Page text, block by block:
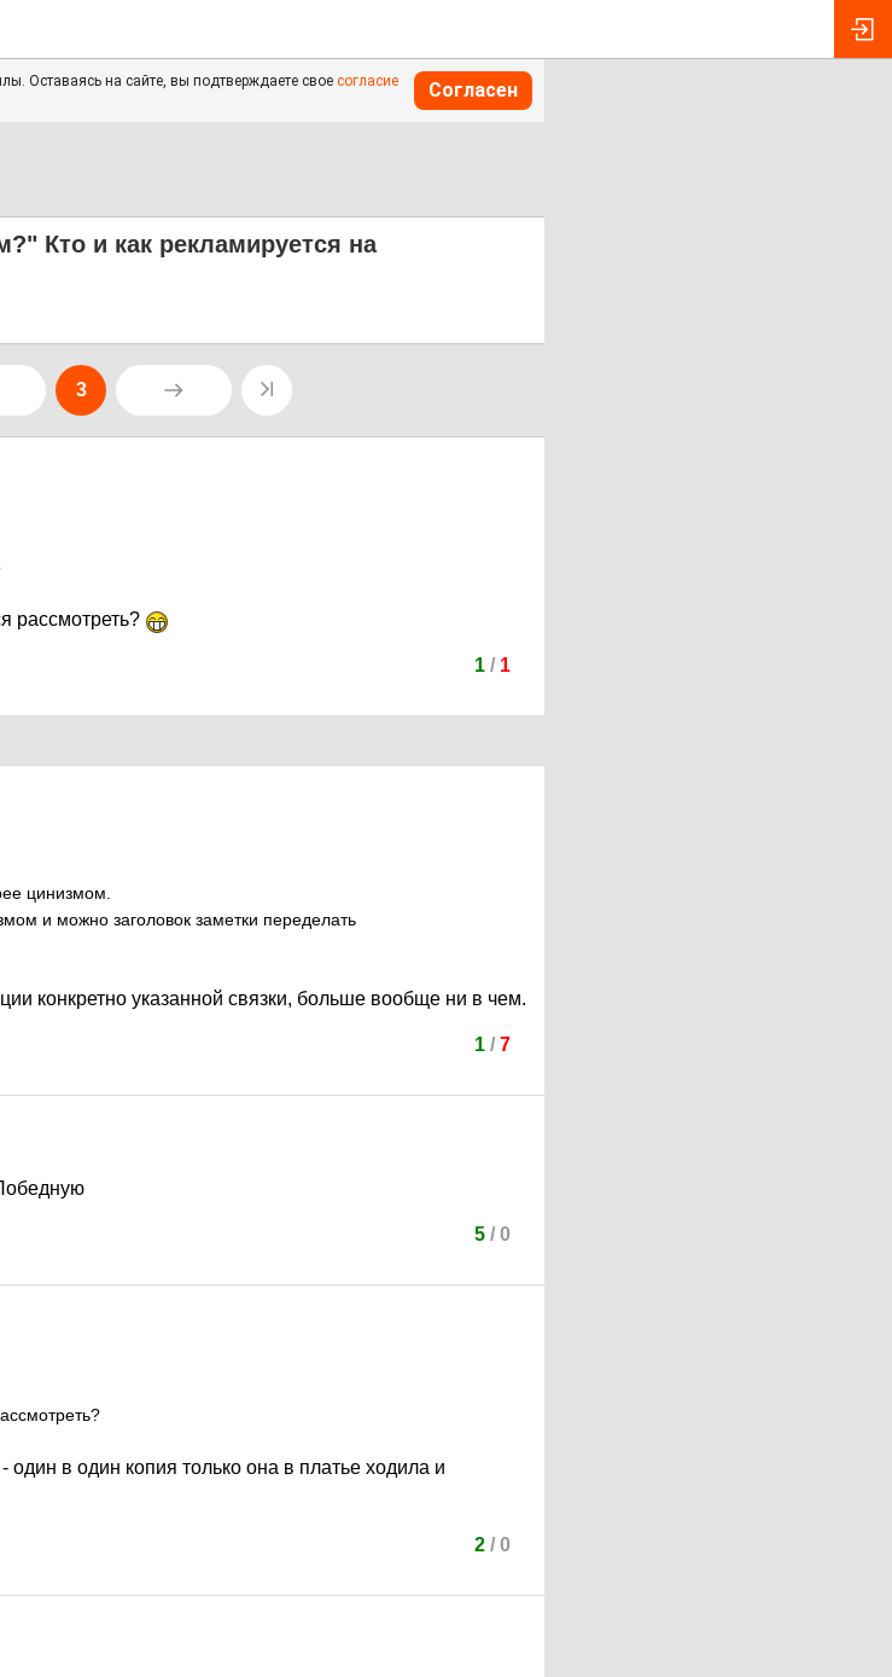
Оставаясь на сайте, вы подтверждаете свое согласие
Согласен
Кто и как рекламируется на
3
рассмотреть?
1/ 1
цинизмом.
и можно заголовок заметки переделать
конкретно указанной связки, больше вообще ни в чем.
1/ 7
5/ 0
в один копия только она в платье ходила и
2/ 0